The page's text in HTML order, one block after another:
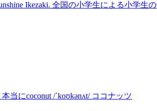
Ikezaki. 全国の小学生による小学生の
当にcoconut /ˈkoʊkənʌt/ ココナッツ